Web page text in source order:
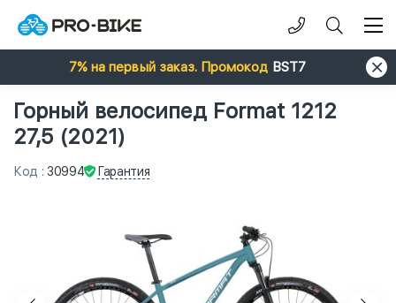
7% на первый заказ. Промокод BST7
Горный велосипед Format 1212
27,5 (2021)
Код : 30994 Гарантия